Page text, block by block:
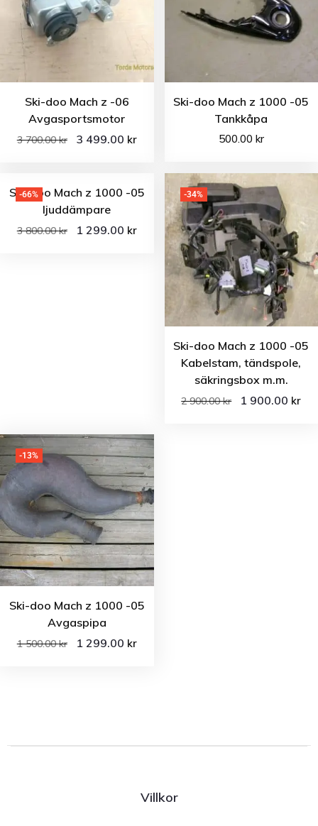
Ski-doo Mach z -06
Avgasportsmotor
3 700.00kr 3 499.00 kr
Ski-doo Mach z 1000 -05
Tankkåpa
500.00 kr
-66%
Ski-doo Mach z 1000 -05
ljuddämpare
3 800.00kr 1 299.00 kr
-34%
Ski-doo Mach z 1000 -05
Kabelstam, tändspole,
säkringsbox m.m.
2 900.00kr 1 900.00 kr
-13%
Ski-doo Mach z 1000 -05
Avgaspipa
1 500.00kr 1 299.00 kr
Villkor